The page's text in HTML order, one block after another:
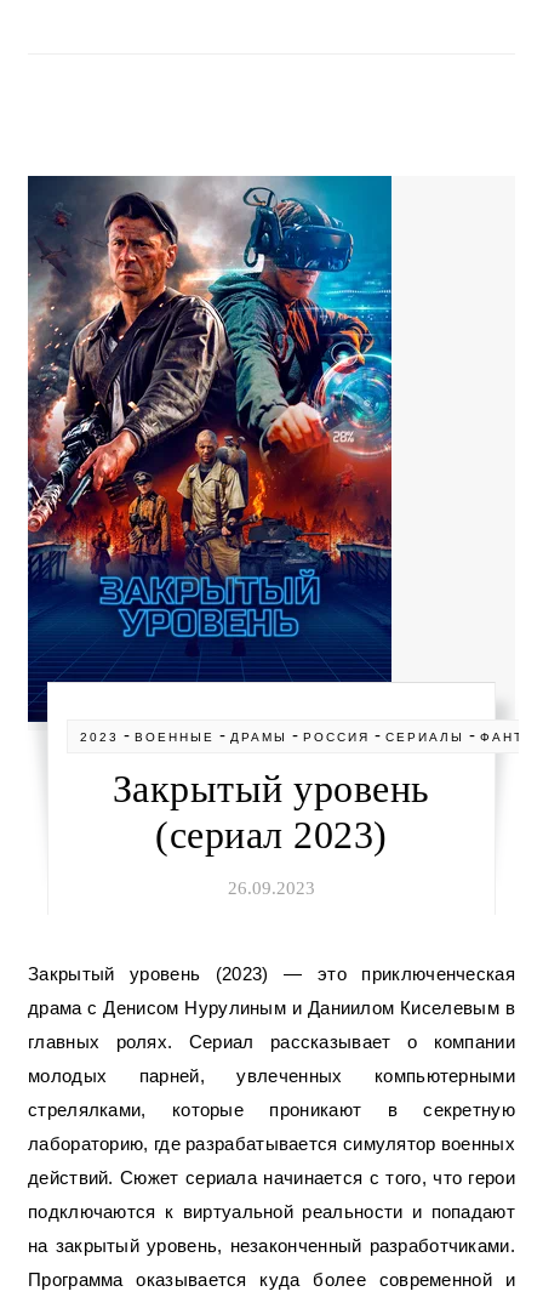
2023 -ВОЕННЫЕ - ДРАМЫ -РОССИЯ -СЕРИАЛЫ -
Закрытый уровень
(сериал 2023)
26.09.2023
Закрытый уровень (2023) — это приключенческая
драма с Денисом Нурулиным и Даниилом Киселевым в
главных ролях. Сериал рассказывает о компании
молодых парней, увлеченных компьютерными
стрелялками, которые проникают в секретную
лабораторию, где разрабатывается симулятор военных
действий. Сюжет сериала начинается с того, что герои
подключаются к виртуальной реальности и попадают
на закрытый уровень, незаконченный разработчиками.
Программа оказывается куда более современной и